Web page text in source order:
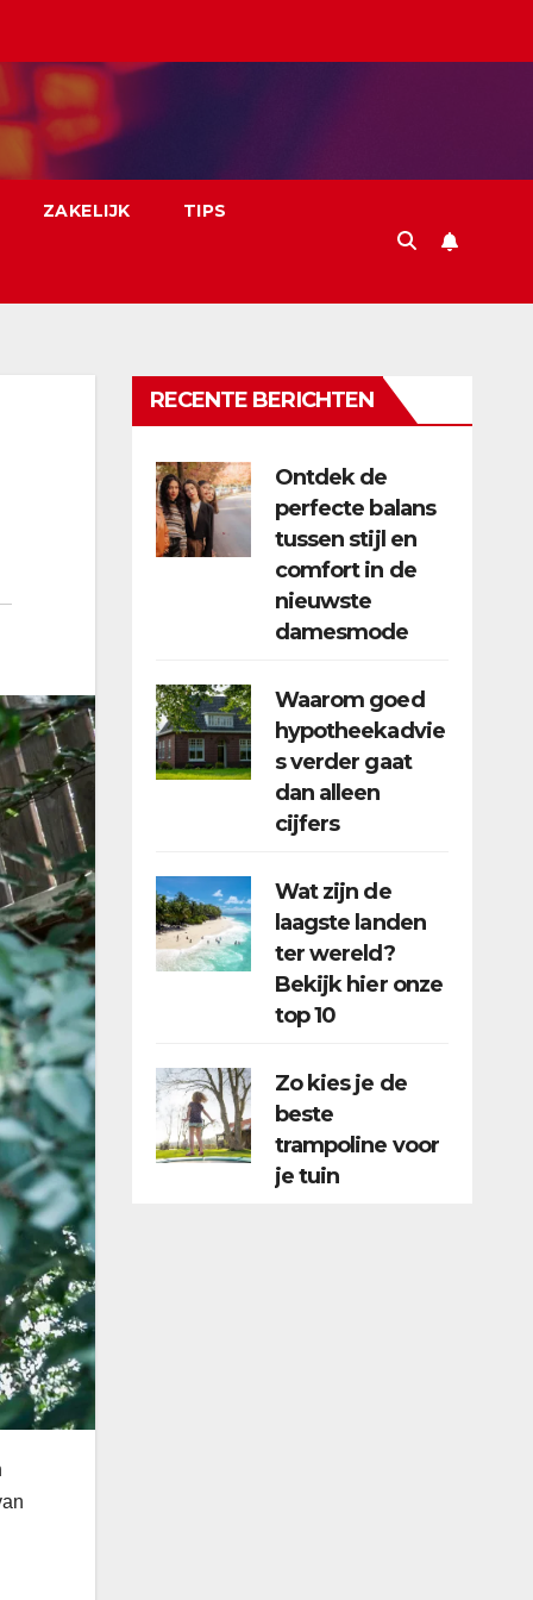
ZAKELIJK TIPS
RECENTE BERICHTEN
Ontdek de
perfecte balans
tussen stijl en
comfort in de
nieuwste
damesmode
Waarom goed
hypotheekadvie
s verder gaat
dan alleen
cijfers
Wat zijn de
laagste landen
ter wereld?
Bekijk hier onze
top 10
Zo kies je de
beste
trampoline voor
je tuin